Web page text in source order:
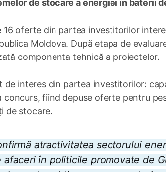
de stocare a energiei în baterii
16 oferte din partea investitorilor
Moldova. După etapa de
componenta tehnică a proiectelor.
de interes din partea investitorilor:
concurs, fiind depuse oferte pentru
de stocare.
atractivitatea sectorului
în politicile promovate de